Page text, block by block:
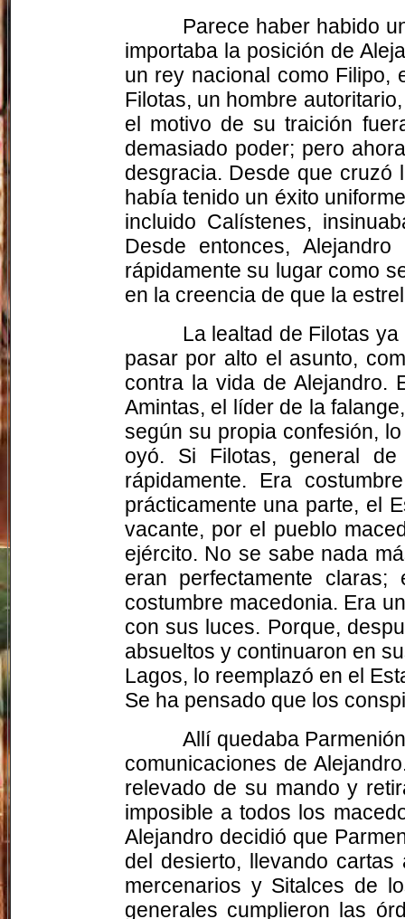
Parece haber habido
importaba la posición de
un rey nacional como Filipo,
Filotas, un hombre
el motivo de su traición
demasiado poder; pero
desgracia. Desde que cruzó
había tenido un éxito
incluido Calístenes,
Desde entonces,
rápidamente su lugar como
en la creencia de que la
La lealtad de Filotas ya
pasar por alto el asunto,
contra la vida de Alejandro.
Amintas, el líder de la
según su propia confesión,
oyó. Si Filotas, general
rápidamente. Era
prácticamente una parte, el
vacante, por el pueblo
ejército. No se sabe nada
eran perfectamente
costumbre macedonia. Era
con sus luces. Porque,
absueltos y continuaron en
Lagos, lo reemplazó en el
Se ha pensado que los
Allí quedaba
comunicaciones de
relevado de su mando y
imposible a todos los
Alejandro decidió que
del desierto, llevando
mercenarios y Sitalces de
generales cumplieron las